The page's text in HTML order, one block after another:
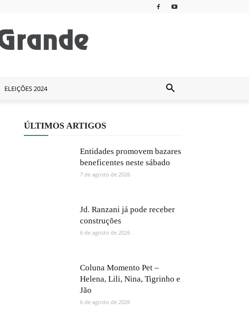
ELEIÇÕES 2024
ÚLTIMOS ARTIGOS
Entidades promovem bazares
beneficentes neste sábado
7 de agosto de 2026
Jd. Ranzani já pode receber
construções
6 de agosto de 2026
Coluna Momento Pet –
Helena, Lili, Nina, Tigrinho e
Jão
6 de agosto de 2026